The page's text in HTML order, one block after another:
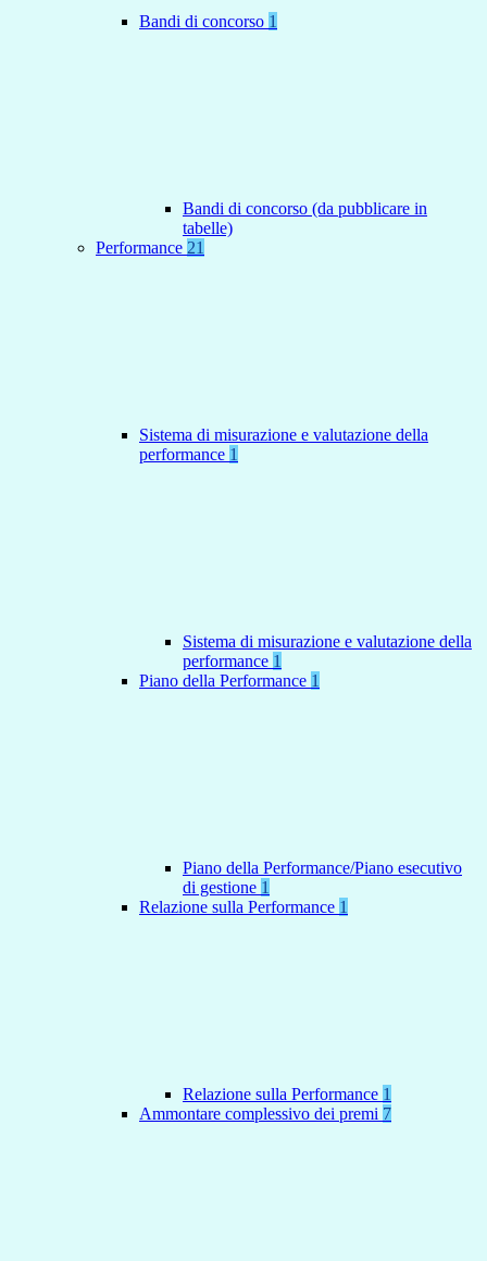
Bandi di concorso 1
Bandi di concorso (da pubblicare in
tabelle)
Performance 21
Sistema di misurazione e valutazione della
performance 1
Sistema di misurazione e valutazione della
performance 1
Piano della Performance 1
Piano della Performance/Piano esecutivo
di gestione 1
Relazione sulla Performance 1
Relazione sulla Performance 1
Ammontare complessivo dei premi 7